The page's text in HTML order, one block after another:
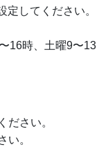
定してください。
16時、土曜9〜13
ださい。
い。